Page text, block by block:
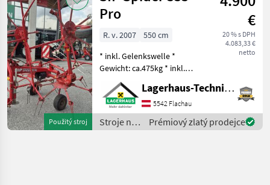
krmív /
Krone
Použitý stroj
Pro
€
20 % s DPH
4.083,33 €
netto
R. v. 2007
550 cm
* inkl. Gelenkswelle *
Gewicht: ca.475kg * inkl.
Tastrad * hydraulisch
klappbar * mech.
Grenzstreueinrichtung Wir
bitten telefonisch oder per
Mail Ihren Besuc
Lagerhaus-Technik Flachau
5542 Flachau
Stroje na
zber
Prémiový zlatý prodejce